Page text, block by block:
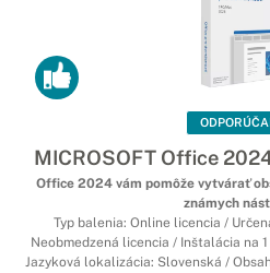
MICROSOFT Office
Office 2024 vám pomôže vytvárať
známych
Typ balenia: Online licencia /
Neobmedzená licencia / Inštalácia na
Jazyková lokalizácia: Slovenská /